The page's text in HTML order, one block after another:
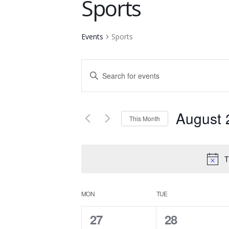
Sports
Events Sports
Events
Search
and
Enter
Keyword.
Search
Events
This Month August
Calendar
of
MON TUE
0
27
0
28